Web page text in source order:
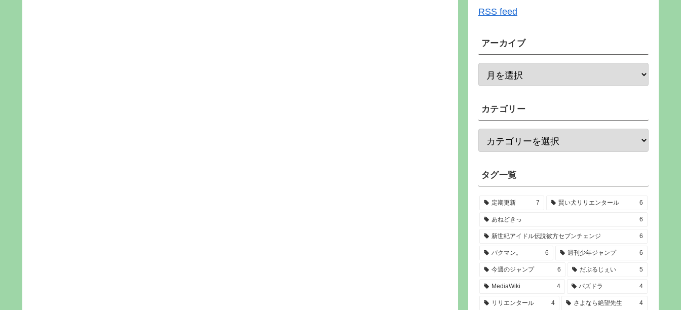
RSS feed
アーカイブ
カテゴリー
タグ一覧
定期更新 7 賢い犬リリエンタール 6
あねどきっ 6
新世紀アイドル伝説彼方セブンチェンジ 6
バクマン。 6 週刊少年ジャンプ 6
今週のジャンプ 6 だぶるじぇい 5
MediaWiki 4 パズドラ 4
リリエンタール 4 さよなら絶望先生 4